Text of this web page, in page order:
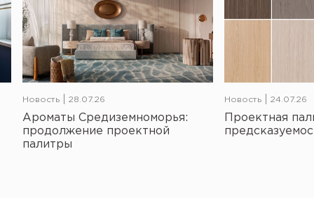
Новость 28.07.26
Ароматы Средиземноморья:
продолжение проектной
палитры
Новость 24.07.26
Проектная